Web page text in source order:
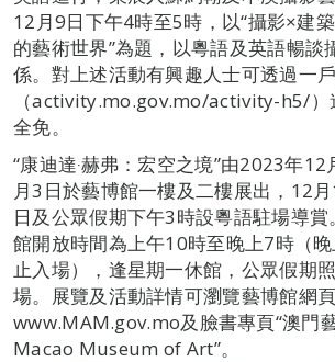
12月9日下午4時至5時，以“攝影×建
的藝術世界”為題，以粵語及英語暢談
係。對上述活動有興趣人士可透過一
（activity.mo.gov.mo/activity-h5/）
全免。
“康迪達‧赫弗：宏空之境”由2023年
月3日於藝博館一樓及二樓展出，12月
日及公眾假期下午3時設粵語駐場導
館開放時間為上午10時至晚上7時（
止入場），逢星期一休館，公眾假期
場。展覽及活動詳情可瀏覽藝博館網頁
www.MAM.gov.mo及臉書專頁“澳門
Macao Museum of Art”。